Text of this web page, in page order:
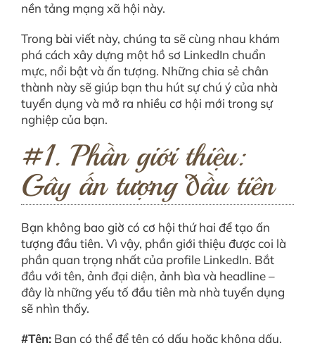
nền tảng mạng xã hội này.
Trong bài viết này, chúng ta sẽ cùng nhau khám
phá cách xây dựng một hồ sơ LinkedIn chuẩn
mực, nổi bật và ấn tượng. Những chia sẻ chân
thành này sẽ giúp bạn thu hút sự chú ý của nhà
tuyển dụng và mở ra nhiều cơ hội mới trong sự
nghiệp của bạn.
#1. Phần giới thiệu:
Gây ấn tượng đầu tiên
Bạn không bao giờ có cơ hội thứ hai để tạo ấn
tượng đầu tiên. Vì vậy, phần giới thiệu được coi là
phần quan trọng nhất của profile LinkedIn. Bắt
đầu với tên, ảnh đại diện, ảnh bìa và headline –
đây là những yếu tố đầu tiên mà nhà tuyển dụng
sẽ nhìn thấy.
#Tên:Bạn có thể để tên có dấu hoặc không dấu,